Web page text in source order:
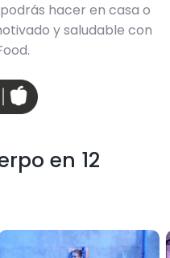
hacer en casa o
y saludable con
en 12